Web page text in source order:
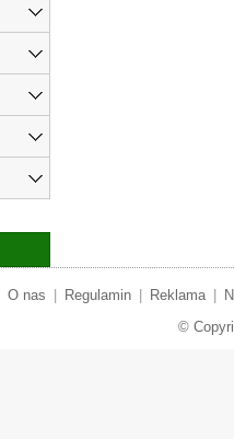
O nas Regulamin Reklama
©